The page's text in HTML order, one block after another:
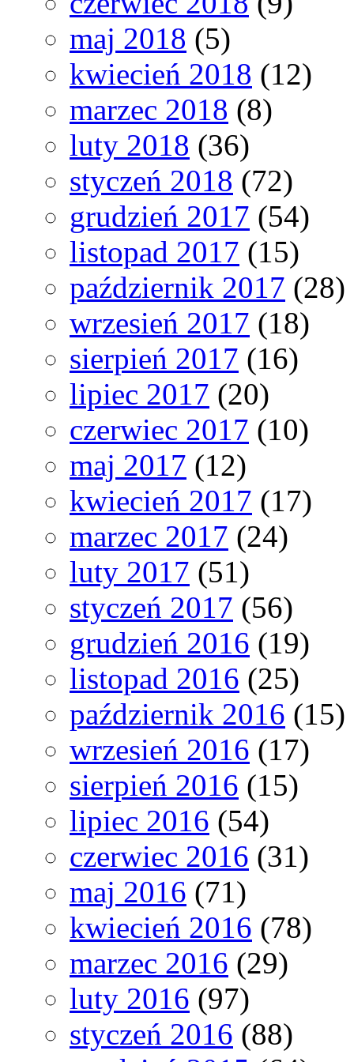
maj 2018 (5)
kwiecień 2018 (12)
marzec 2018 (8)
luty 2018 (36)
styczeń 2018 (72)
grudzień 2017 (54)
listopad 2017 (15)
październik 2017 (28)
wrzesień 2017 (18)
sierpień 2017 (16)
lipiec 2017 (20)
czerwiec 2017 (10)
maj 2017 (12)
kwiecień 2017 (17)
marzec 2017 (24)
luty 2017 (51)
styczeń 2017 (56)
grudzień 2016 (19)
listopad 2016 (25)
październik 2016 (15)
wrzesień 2016 (17)
sierpień 2016 (15)
lipiec 2016 (54)
czerwiec 2016 (31)
maj 2016 (71)
kwiecień 2016 (78)
marzec 2016 (29)
luty 2016 (97)
styczeń 2016 (88)